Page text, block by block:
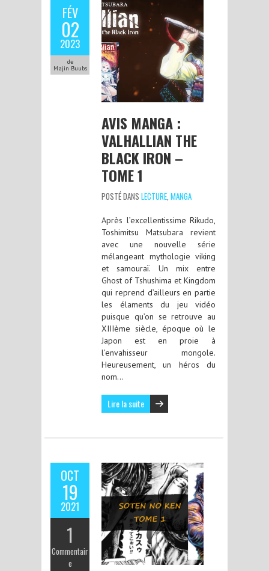
FÉV
02
2023
de
Majin Buubs
AVIS MANGA :
VALHALLIAN THE
BLACK IRON –
TOME 1
POSTÉ DANS LECTURE MANGA
Après l’excellentissime Rikudo,
Toshimitsu Matsubara revient
avec une nouvelle série
mélangeant mythologie viking
et samouraï. Un mix entre
Ghost of Tshushima et Kingdom
qui reprend d’ailleurs en partie
les élaments du jeu vidéo
puisque qu’on se retrouve au
XIIIème siècle, époque où le
Japon est en proie à
l’envahisseur mongole.
Heureusement, un héros du
nom…
Lire la suite
OCT
19
2021
1
Commentair
e